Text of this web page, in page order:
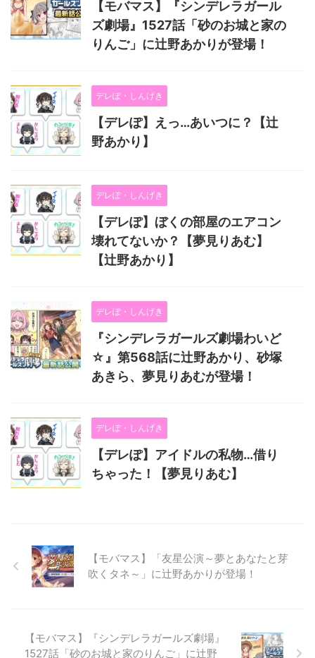
【モバマス】『シンデレラガール
ズ劇場』1527話「砂のお城と家の
りんご」に辻野あかりが登場！
デレぽ・しんげき
【デレぽ】えっ…あいつに？【辻
野あかり】
デレぽ・しんげき
【デレぽ】ぼくの部屋のエアコン
壊れてないか？【夢見りあむ】
【辻野あかり】
デレぽ・しんげき
『シンデレラガールズ劇場わいど
☆』第568話に辻野あかり、砂塚
あきら、夢見りあむが登場！
デレぽ・しんげき
【デレぽ】アイドルの私物…借り
ちゃった！【夢見りあむ】
【モバマス】「友星公演～夢とあなたと芽
吹くタネ～」に辻野あかりが登場！
【モバマス】『シンデレラガールズ劇場』
1527話「砂のお城と家のりんご」に辻野